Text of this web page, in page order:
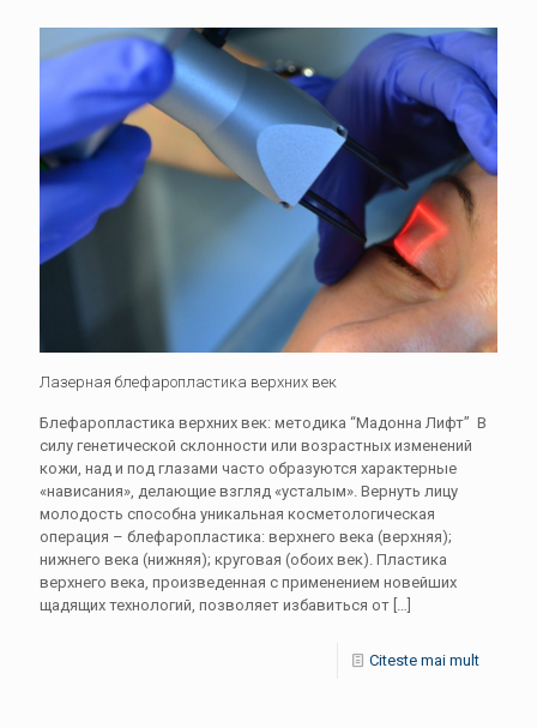
Лазерная блефаропластика верхних век
Блефаропластика верхних век: методика “Мадонна Лифт” В
силу генетической склонности или возрастных изменений
кожи, над и под глазами часто образуются характерные
«нависания», делающие взгляд «усталым». Вернуть лицу
молодость способна уникальная косметологическая
операция – блефаропластика: верхнего века (верхняя);
нижнего века (нижняя); круговая (обоих век). Пластика
верхнего века, произведенная с применением новейших
щадящих технологий, позволяет избавиться от
Citeste mai mult